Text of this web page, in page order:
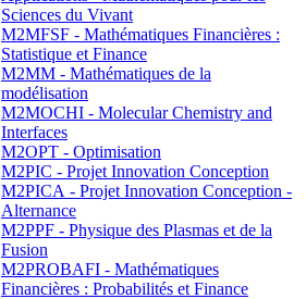
Sciences du Vivant
M2MFSF - Mathématiques Financières :
Statistique et Finance
M2MM - Mathématiques de la
modélisation
M2MOCHI - Molecular Chemistry and
Interfaces
M2OPT - Optimisation
M2PIC - Projet Innovation Conception
M2PICA - Projet Innovation Conception -
Alternance
M2PPF - Physique des Plasmas et de la
Fusion
M2PROBAFI - Mathématiques
Financières : Probabilités et Finance